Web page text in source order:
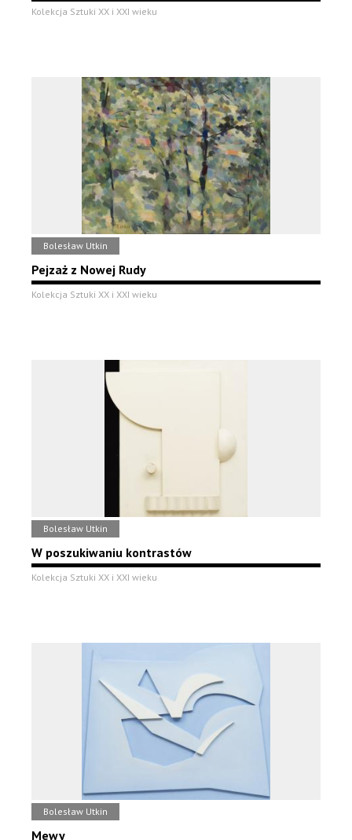
Kolekcja Sztuki XX i XXI wieku
Bolesław Utkin
Pejzaż z Nowej Rudy
Kolekcja Sztuki XX i XXI wieku
Bolesław Utkin
W poszukiwaniu kontrastów
Kolekcja Sztuki XX i XXI wieku
Bolesław Utkin
Mewy